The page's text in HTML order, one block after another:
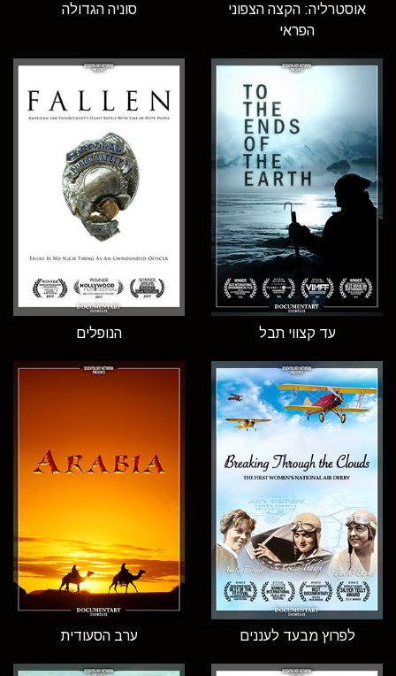
אוסטרליה: הקצה הצפוני
הפראי
סוניה הגדולה
עד קצווי תבל הנופלים
לפרוץ מבעד לעננים ערב הסעודית